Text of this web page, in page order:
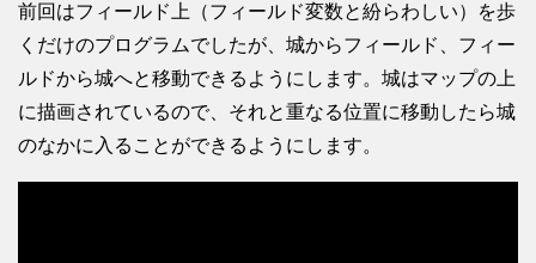
前回はフィールド上（フィールド変数と紛らわしい）を歩
くだけのプログラムでしたが、城からフィールド、フィー
ルドから城へと移動できるようにします。城はマップの上
に描画されているので、それと重なる位置に移動したら城
のなかに入ることができるようにします。